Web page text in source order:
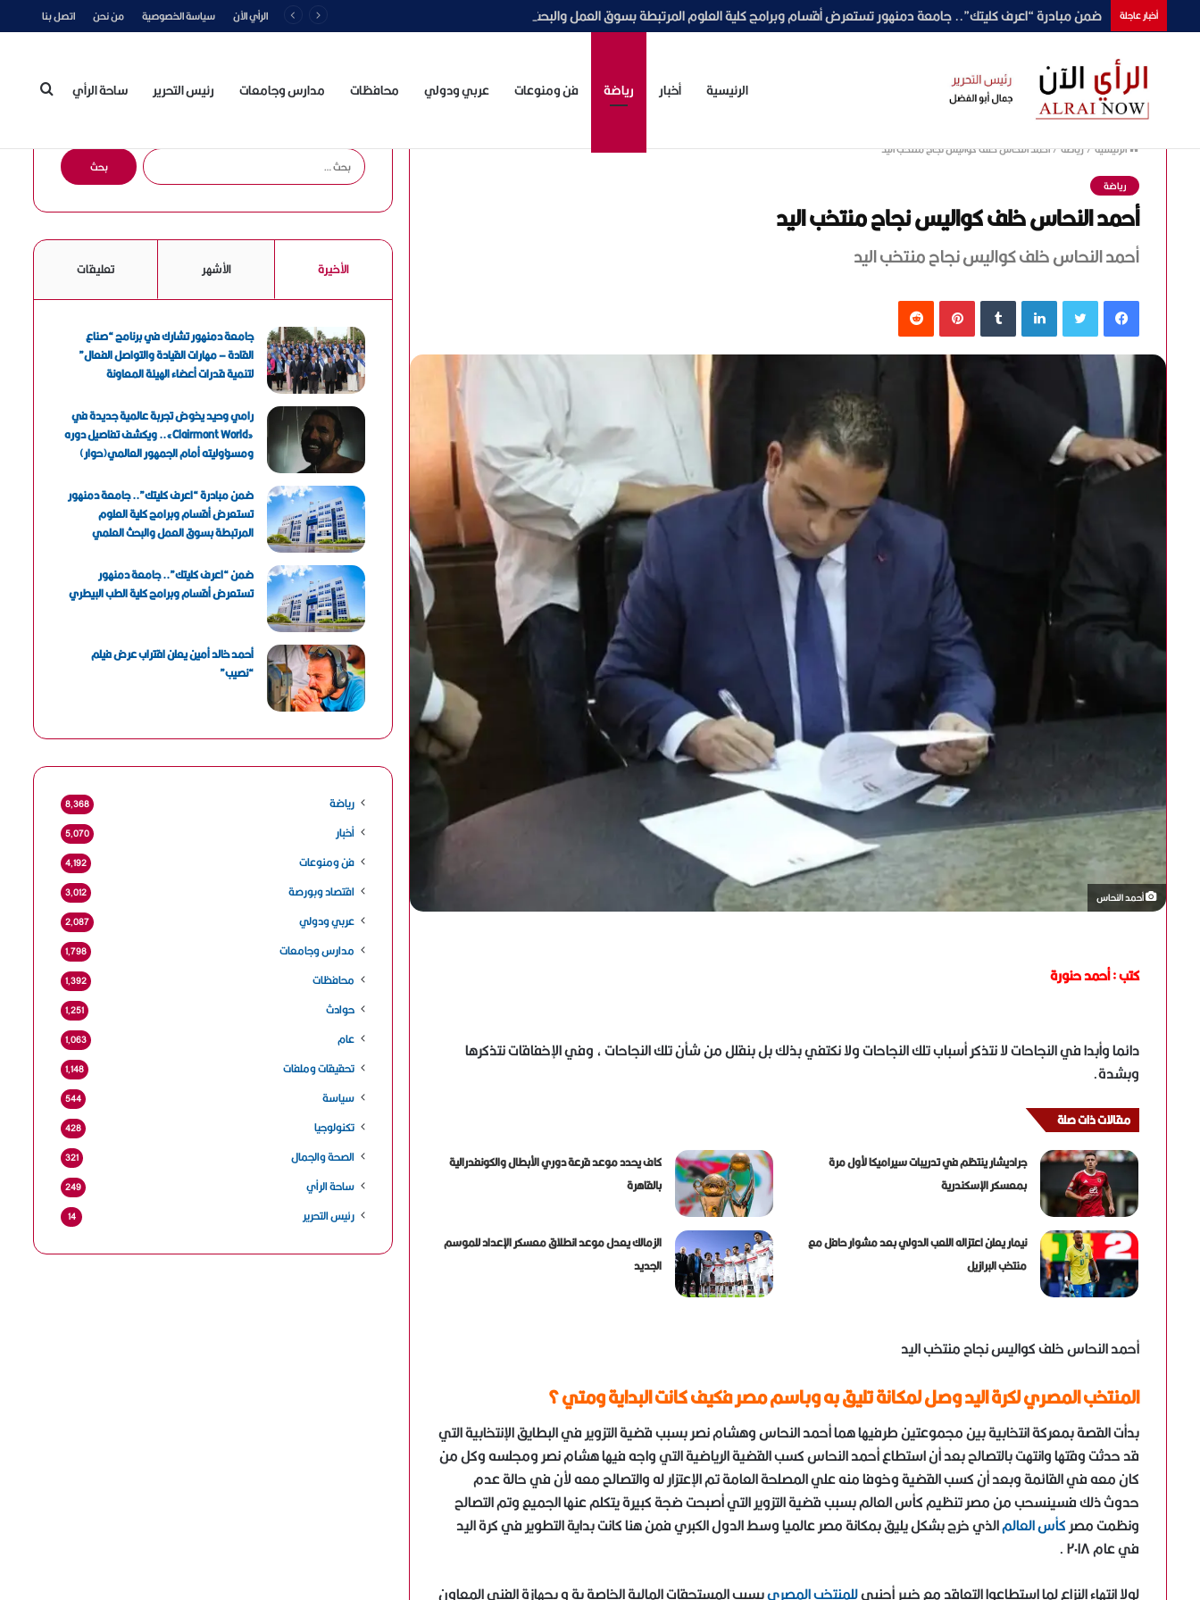
أخبار عاجلة ضمن مبادرة “اعرف كليتك”.. جامعة دمنهور تستعرض أقسام وبرامج كلية العلوم المرتبطة بسوق العمل والبحث العلمي الرأي الآن سياسة الخصوصية من نحن اتصل بنا
الرئيسية أخبار رياضة فن ومنوعات عربي ودولي محافظات مدارس وجامعات رئيس التحرير ساحة الرأي
عن
الرئيسية/رياضة/أحمد النحاس خلف كواليس نجاح منتخب اليد
رياضة
أحمد النحاس خلف كواليس نجاح منتخب اليد
أحمد النحاس خلف كواليس نجاح منتخب اليد
فيسبوك لينكدإن بينتيريست
أحمد النحاس
كتب : أحمد حنورة
دائما وأبدا في النجاحات لا نتذكر أسباب تلك النجاحات ولا نكتفي بذلك بل بنقلل من شأن تلك النجاحات ، وفي الإخفاقات نتذكرها
وبشدة.
مقالات ذات صلة
جراديشار ينتظم في تدريبات سيراميكا لأول مرة
بمعسكر الإسكندرية
كاف يحدد موعد قرعة دوري الأبطال والكونفدرالية
بالقاهرة
نيمار يعلن اعتزاله اللعب الدولي بعد مشوار حافل مع
منتخب البرازيل
الزمالك يعدل موعد انطلاق معسكر الإعداد للموسم
الجديد
أحمد النحاس خلف كواليس نجاح منتخب اليد
المنتخب المصري لكرة اليد وصل لمكانة تليق به وباسم مصر فكيف كانت البداية ومتي ؟
بدأت القصة بمعركة انتخابية بين مجموعتين طرفيها هما أحمد النحاس وهشام نصر بسبب قضية التزوير في البطايق الإنتخابية التي
قد حدثت وقتها وانتهت بالتصالح بعد أن استطاع أحمد النحاس كسب القضية الرياضية التي واجه فيها هشام نصر ومجلسه وكل من
كان معه في القائمة وبعد أن كسب القضية وخوفا منه علي المصلحة العامة تم الإعتزار له والتصالح معه لأن في حالة عدم
حدوث ذلك فسينسحب من مصر تنظيم كأس العالم بسبب قضية التزوير التي أصبحت ضجة كبيرة يتكلم عنها الجميع وتم التصالح
ونظمت مصركأس العالمالذي خرج بشكل يليق بمكانة مصر عالميا وسط الدول الكبري فمن هنا كانت بداية التطوير في كرة اليد
في عام ٢٠١٨ .
لولا انتهاء النزاع لما استطاعوا التعاقد مع خبير أجنبىللمنتخب المصرىبسبب المستحقات المالية الخاصة بة و بجهازة الفنى المعاون
ا
ل
ح
الأخيرة الأشهر تعليقات
جامعة دمنهور تشارك في برنامج “صناع
القادة – مهارات القيادة والتواصل الفعال”
لتنمية قدرات أعضاء الهيئة المعاونة
رامي وحيد يخوض تجربة عالمية جديدة في
«Clairmont World».. ويكشف تفاصيل دوره
ومسؤوليته أمام الجمهور العالمي(حوار)
ضمن مبادرة “اعرف كليتك”.. جامعة دمنهور
تستعرض أقسام وبرامج كلية العلوم
المرتبطة بسوق العمل والبحث العلمي
ضمن “اعرف كليتك”.. جامعة دمنهور
تستعرض أقسام وبرامج كلية الطب البيطري
أحمد خالد أمين يعلن اقتراب عرض فيلم
“نصيب”
رياضة 8٬368
أخبار 5٬070
فن ومنوعات 4٬192
اقتصاد وبورصة 3٬012
عربي ودولي 2٬087
مدارس وجامعات 1٬798
محافظات 1٬392
حوادث 1٬251
عام 1٬063
تحقيقات وملفات 1٬148
سياسة 544
تكنولوجيا 428
الصحة والجمال 321
ساحة الرأي 249
رئيس التحرير 14